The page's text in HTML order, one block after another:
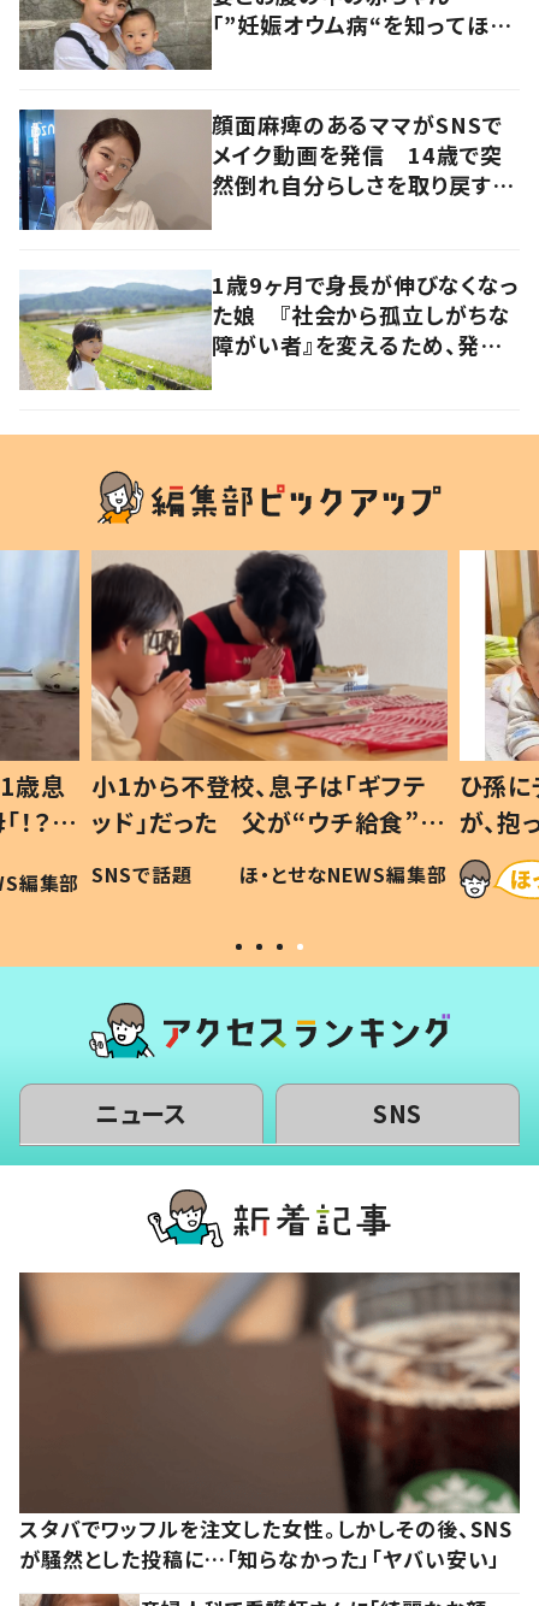
「”妊娠オウム病“を知ってほし
顔面麻痺のあるママがSNSで
メイク動画を発信 14歳で突
然倒れ自分らしさを取り戻すま
1歳9ヶ月で身長が伸びなくなっ
た娘 『社会から孤立しがちな
障がい者』を変えるため、発信
歳息
？」
編集部
小1から不登校、息子は「ギフテ
ッド」だった 父が“ウチ給食”を
作り続ける理由とは #令和の親
#令和の子
SNSで話題 ほ・とせなNEWS編集部
ひ孫
が、
「涙が
い」
ニュース SNS
スタバでワッフルを注文した女性。しかしその後、SNS
が騒然とした投稿に…「知らなかった」「ヤバい安い」